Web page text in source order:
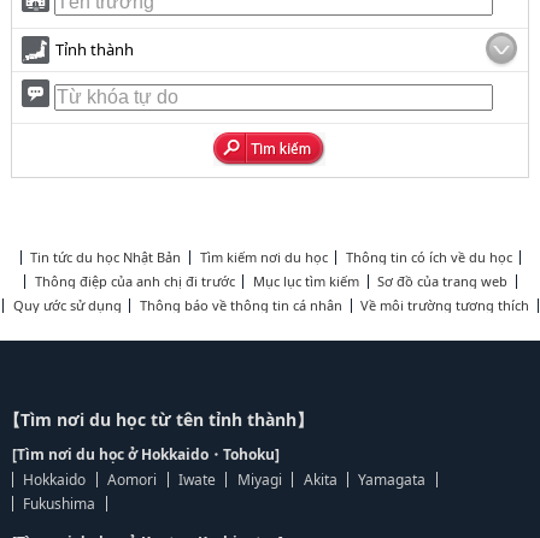
Tỉnh thành
Tin tức du học Nhật Bản Tìm kiếm nơi du học
Thông tin có ích về du học
Thông điệp của anh chị đi trước
Mục lục tìm kiếm
Sơ đồ của trang web
Quy ước sử dụng
Thông báo về thông tin cá nhân Về môi trường tương thích
【Tìm nơi du học từ tên tỉnh thành】
[Tìm nơi du học ở Hokkaido・Tohoku]
Hokkaido
Aomori Iwate Miyagi Akita
Yamagata
Fukushima